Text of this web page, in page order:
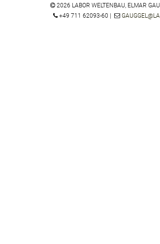
2026 LABOR WELTENBAU, ELMAR
+49 711 62093-60 |